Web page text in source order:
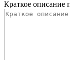
Краткое описание